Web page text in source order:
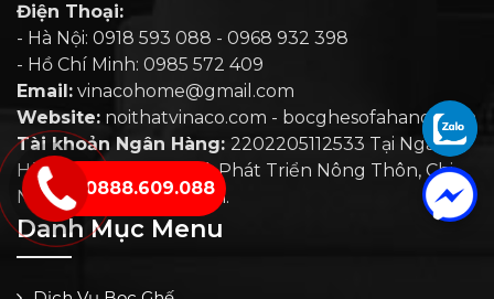
Điện Thoại:
- Hà Nội: 0918 593 088 - 0968 932 398
- Hồ Chí Minh: 0985 572 409
Email: vinacohome@gmail.com
Website: noithatvinaco.com - bocghesofahanoi.com
Tài khoản Ngân Hàng: 2202205112533 Tại Ngân
Hàng Nông Nghiệp Và Phát Triển Nông Thôn, Chi
Nhánh Hoài Đức, Hà Nội.
Danh Mục Menu
0888.609.088